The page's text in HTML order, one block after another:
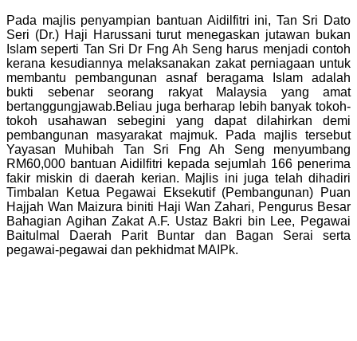
Pada majlis penyampian bantuan Aidilfitri ini, Tan Sri Dato
Seri (Dr.) Haji Harussani turut menegaskan jutawan bukan
Islam seperti Tan Sri Dr Fng Ah Seng harus menjadi contoh
kerana kesudiannya melaksanakan zakat perniagaan untuk
membantu pembangunan asnaf beragama Islam adalah
bukti sebenar seorang rakyat Malaysia yang amat
bertanggungjawab.Beliau juga berharap lebih banyak tokoh-
tokoh usahawan sebegini yang dapat dilahirkan demi
pembangunan masyarakat majmuk. Pada majlis tersebut
Yayasan Muhibah Tan Sri Fng Ah Seng menyumbang
RM60,000 bantuan Aidilfitri kepada sejumlah 166 penerima
fakir miskin di daerah kerian. Majlis ini juga telah dihadiri
Timbalan Ketua Pegawai Eksekutif (Pembangunan) Puan
Hajjah Wan Maizura biniti Haji Wan Zahari, Pengurus Besar
Bahagian Agihan Zakat A.F. Ustaz Bakri bin Lee, Pegawai
Baitulmal Daerah Parit Buntar dan Bagan Serai serta
pegawai-pegawai dan pekhidmat MAIPk.